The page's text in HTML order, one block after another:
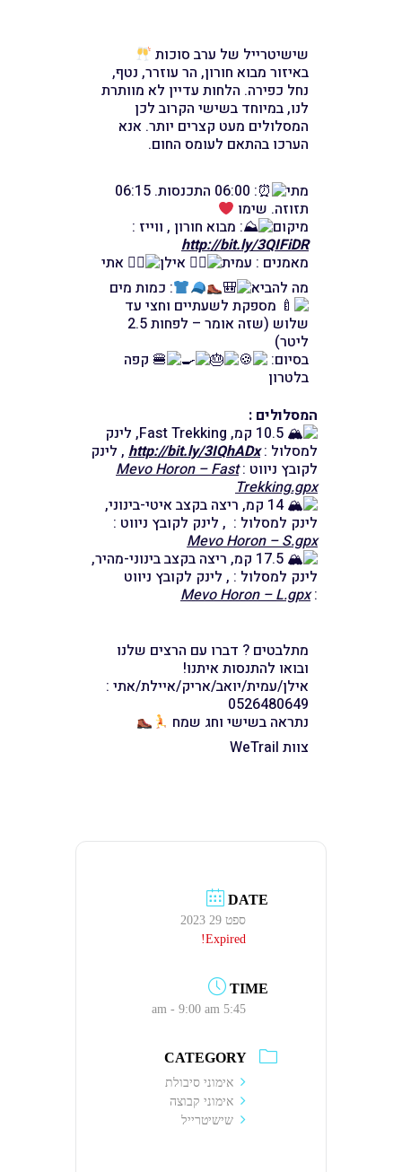
שישיטרייל של ערב סוכות
באיזור מבוא חורון, הר עוזרר, נטף,
נחל כפירה. הלחות עדיין לא מוותרת
לנו, במיוחד בשישי הקרוב לכן
המסלולים מעט קצרים יותר. אנא
הערכו בהתאם לעומס החום.
מתי
: 06:00 התכנסות. 06:15
תזוזה. שימו
מיקום
: מבוא חורון , ווייז :
http://bit.ly/3QIFiDR
מאמנים : עמית
אילן
אתי
מה להביא
: כמות מים
מספקת לשעתיים וחצי עד
שלוש (שזה אומר – לפחות 2.5
ליטר)
בסיום:
קפה
בלטרון
המסלולים :
10.5 קמ, Fast Trekking, לינק
למסלול :http://bit.ly/3IQhADx , לינק
לקובץ ניווט :Mevo Horon – Fast
Trekking.gpx
14 קמ, ריצה בקצב איטי-בינוני,
לינק למסלול : , לינק לקובץ ניווט :
Mevo Horon – S.gpx
17.5 קמ, ריצה בקצב בינוני-מהיר,
לינק למסלול : , לינק לקובץ ניווט
:
Mevo Horon – L.gpx
מתלבטים ? דברו עם הרצים שלנו
ובואו להתנסות איתנו!
אילן/עמית/יואב/אריק/איילת/אתי :
0526480649
נתראה בשישי וחג שמח
צוות WeTrail
DATE
ספט 29 2023
Expired!
TIME
5:45 am - 9:00 am
CATEGORY
אימוני סיבולת
אימוני קבוצה
שישיטרייל